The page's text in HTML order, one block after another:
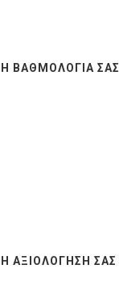
Η ΒΑΘΜΟΛΟΓΊΑ ΣΑΣ
Η ΑΞΙΟΛΌΓΗΣΉ ΣΑΣ